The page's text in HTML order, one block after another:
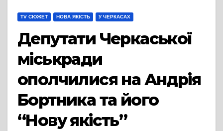
TV СЮЖЕТ НОВА ЯКІСТЬ У ЧЕРКАСАХ
Депутати Черкаської
міськради
ополчилися на Андрія
Бортника та його
“Нову якість”